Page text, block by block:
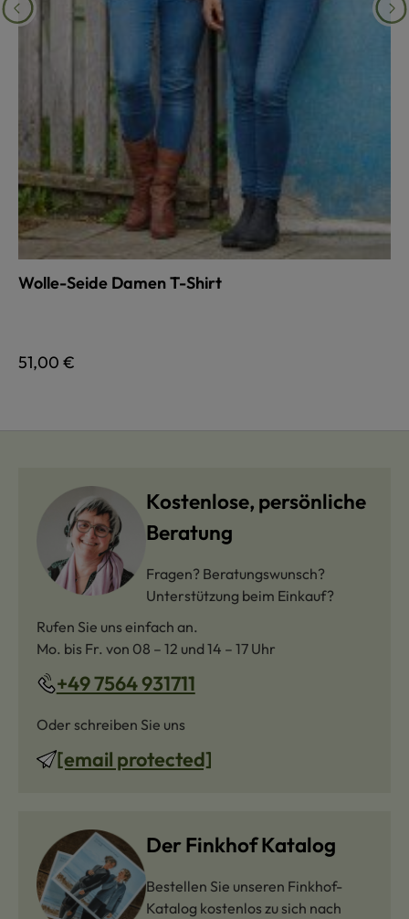
Wolle-Seide Damen T-Shirt
Regulärer Preis:
51,00 €
Kostenlose, persönliche
Beratung
Fragen? Beratungswunsch?
Unterstützung beim Einkauf?
Rufen Sie uns einfach an.
Mo. bis Fr. von 08 – 12 und 14 – 17 Uhr
+49 7564 931711
Oder schreiben Sie uns
[email protected]
Der Finkhof Katalog
Bestellen Sie unseren Finkhof-
Katalog kostenlos zu sich nach